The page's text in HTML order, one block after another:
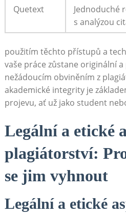
Quetext
Jednoduché
s analýzou
použitím těchto přístupů a
vaše práce zůstane originální
nežádoucím obviněním z
akademické integrity je
projevu, ať už jako student
Legální a etické
plagiátorství:
se jim vyhnout
Legální a etické